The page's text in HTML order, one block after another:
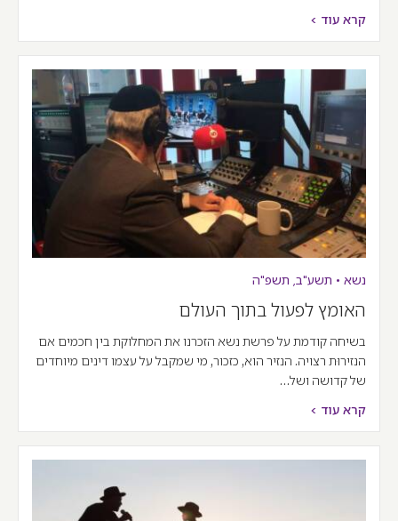
קרא עוד >
נשא • תשע"ב, תשפ"ה
האומץ לפעול בתוך העולם
בשיחה קודמת על פרשת נשא הזכרנו את המחלוקת בין חכמים אם
הנזירוּת רצויה. הנזיר הוא, כזכור, מי שמקבל על עצמו דינים מיוחדים
של קדושה ושל…
קרא עוד >